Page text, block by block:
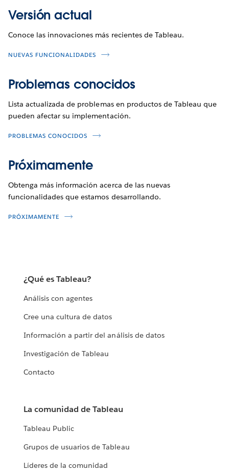
Versión actual
Conoce las innovaciones más recientes de Tableau.
NUEVAS FUNCIONALIDADES
Problemas conocidos
Lista actualizada de problemas en productos de Tableau que
pueden afectar su implementación.
PROBLEMAS CONOCIDOS
Próximamente
Obtenga más información acerca de las nuevas
funcionalidades que estamos desarrollando.
PRÓXIMAMENTE
¿Qué es Tableau?
Análisis con agentes
Cree una cultura de datos
Información a partir del análisis de datos
Investigación de Tableau
Contacto
La comunidad de Tableau
Tableau Public
Grupos de usuarios de Tableau
Líderes de la comunidad